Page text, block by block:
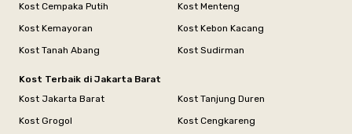
Kost Cempaka Putih
Kost Menteng
Kost Kemayoran
Kost Kebon Kacang
Kost Tanah Abang
Kost Sudirman
Kost Terbaik di Jakarta Barat
Kost Jakarta Barat
Kost Tanjung Duren
Kost Grogol
Kost Cengkareng